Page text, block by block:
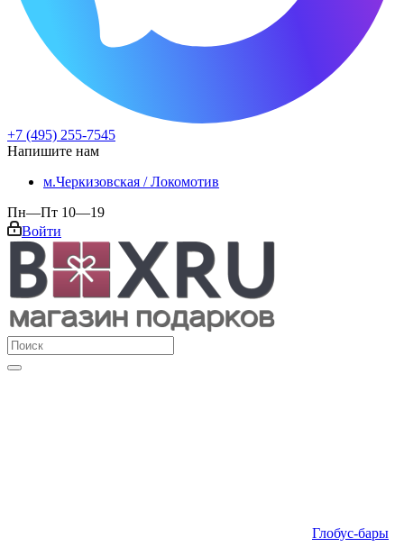
+7 (495) 255-7545
Напишите нам
м.Черкизовская / Локомотив
Пн—Пт 10—19
Войти
Глобус-бары